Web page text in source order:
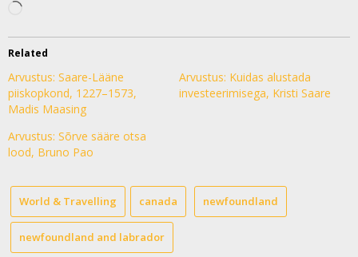
Loading…
Related
Arvustus: Saare-Lääne
piiskopkond, 1227–1573,
Madis Maasing
Arvustus: Kuidas alustada
investeerimisega, Kristi Saare
Arvustus: Sõrve sääre otsa
lood, Bruno Pao
World & Travelling canada newfoundland
newfoundland and labrador